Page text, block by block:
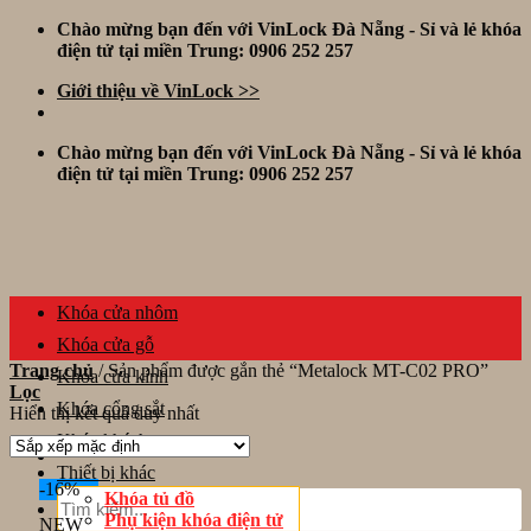
Skip
Chào mừng bạn đến với VinLock Đà Nẵng - Sỉ và lẻ khóa
điện tử tại miền Trung: 0906 252 257
Giới thiệu về VinLock >>
Chào mừng bạn đến với VinLock Đà Nẵng - Sỉ và lẻ khóa
điện tử tại miền Trung: 0906 252 257
Tìm
kiếm:
Khóa cửa nhôm
Khóa cửa gỗ
Khóa cửa kính
Khóa cổng sắt
Khóa khách sạn
Thiết bị khác
Khóa tủ đồ
Phụ kiện khóa điện tử
Trang chủ /Sản phẩm được gắn thẻ “Metalock MT-C02 PRO”
Lọc
Hiển thị kết quả duy nhất
-16%
NEW